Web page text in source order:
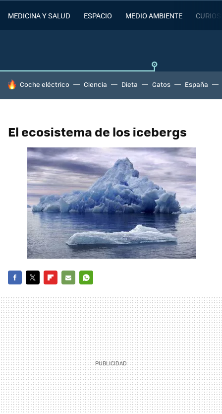
MEDICINA Y SALUD ESPACIO MEDIO AMBIENTE
HOY SE HABLA DE
Coche eléctrico Ciencia Dieta Gatos España
El ecosistema de los icebergs
MAIL